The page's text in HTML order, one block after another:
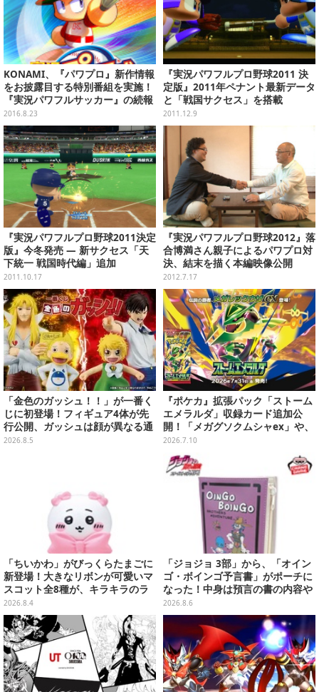
KONAMI、『パワプロ』新作情報
をお披露目する特別番組を実施！
『実況パワフルサッカー』の続報
も
2016.8.23
『実況パワフルプロ野球2011 決
定版』2011年ペナント最新データ
と「戦国サクセス」を搭載
2011.12.9
『実況パワフルプロ野球2011決定
版』今冬発売 ― 新サクセス「天
下統一 戦国時代編」追加
2011.10.17
『実況パワフルプロ野球2012』落
合博満さん親子によるパワプロ対
決、結末を描く本編映像公開
2012.7.17
「金色のガッシュ！！」が一番く
じに初登場！フィギュア4体が先
行公開、ガッシュは顔が異なる通
常/ザケルver.の2種
2026.8.5
『ポケカ』拡張パック「ストーム
エメラルダ」収録カード追加公
開！「メガグソクムシャex」や、
2枚1組で使うスタジアムがさらに
登場
2026.7.10
「ちいかわ」がびっくらたまごに
新登場！大きなリボンが可愛いマ
スコット全8種が、キラキラのラ
メ入り入浴剤から飛び出す
2026.8.4
「ジョジョ 3部」から、「オイン
ゴ・ボインゴ予言書」がポーチに
なった！中身は預言の書の内容や
アニメ総柄デザインをプリント
2026.8.6